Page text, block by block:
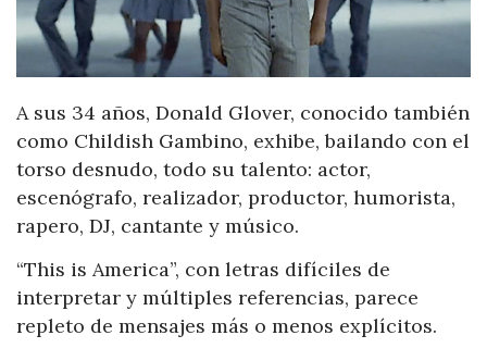
A sus 34 años, Donald Glover, conocido también
como Childish Gambino, exhibe, bailando con el
torso desnudo, todo su talento: actor,
escenógrafo, realizador, productor, humorista,
rapero, DJ, cantante y músico.
“This is America”, con letras difíciles de
interpretar y múltiples referencias, parece
repleto de mensajes más o menos explícitos.